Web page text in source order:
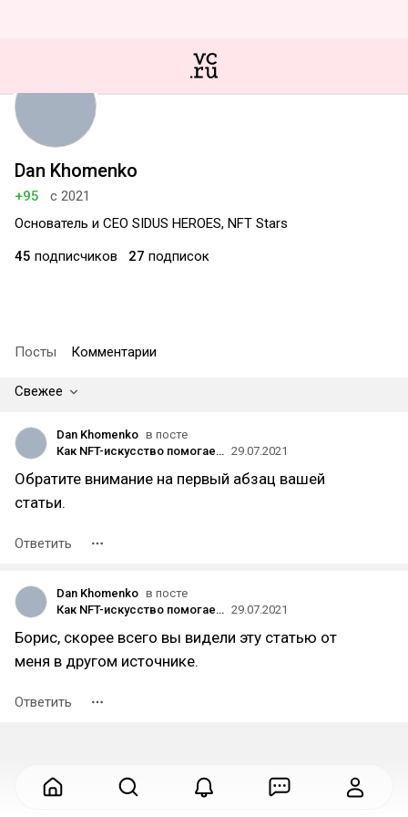
Dan Khomenko
+95
с 2021
Основатель и CEO SIDUS HEROES, NFT Stars
45 подписчиков 27 подписок
Посты Комментарии
Свежее
Dan Khomenko в посте
Как NFT-искусство помогает начинающим художникам прославиться? 29.07.2021
Обратите внимание на первый абзац вашей
статьи.
Ответить
Dan Khomenko в посте
Как NFT-искусство помогает начинающим художникам прославиться? 29.07.2021
Борис, скорее всего вы видели эту статью от
меня в другом источнике.
Ответить